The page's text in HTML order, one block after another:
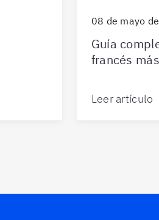
08 de mayo
Guía
francés
Leer artículo